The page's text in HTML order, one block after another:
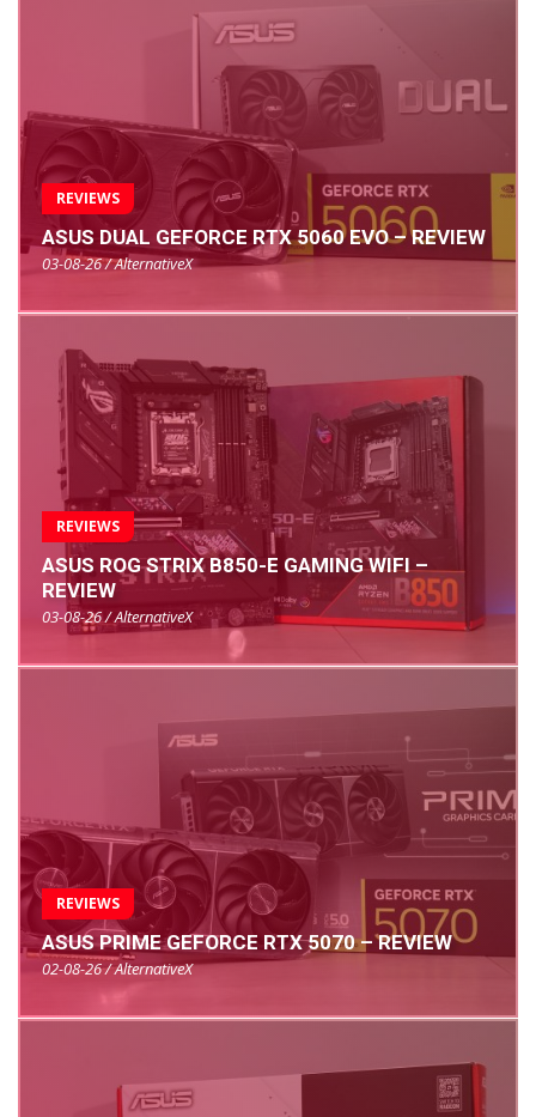
REVIEWS
ASUS DUAL GEFORCE RTX 5060 EVO – REVIEW
03-08-26 / AlternativeX
REVIEWS
ASUS ROG STRIX B850-E GAMING WIFI –
REVIEW
03-08-26 / AlternativeX
REVIEWS
ASUS PRIME GEFORCE RTX 5070 – REVIEW
02-08-26 / AlternativeX